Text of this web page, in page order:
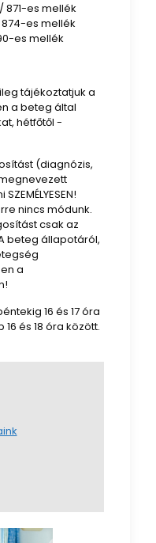
871-es mellék
874-es mellék
es mellék
tájékoztatjuk a
a beteg által
hétfőtől -
(diagnózis,
nincs módunk.
csak az
beteg állapotáról,
a
16 és 17 óra
és 18 óra között.